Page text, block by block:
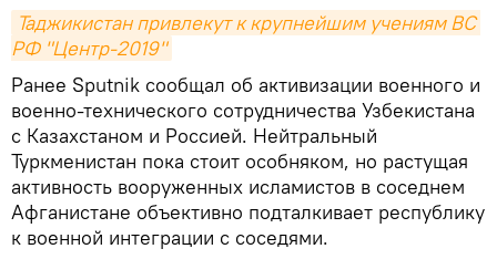
Таджикистан привлекут к крупнейшим учениям ВС
РФ "Центр-2019"
Ранее Sputnik сообщал об активизации военного и
военно-технического сотрудничества Узбекистана
с Казахстаном и Россией. Нейтральный
Туркменистан пока стоит особняком, но растущая
активность вооруженных исламистов в соседнем
Афганистане объективно подталкивает республику
к военной интеграции с соседями.